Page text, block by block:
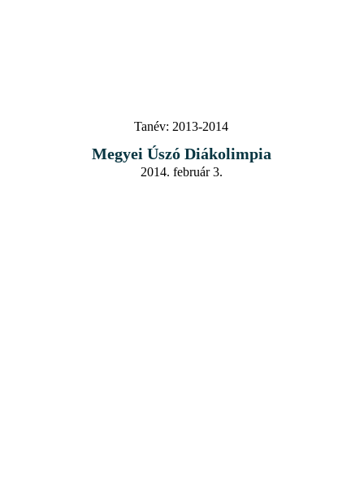
Tanév: 2013-2014
Megyei Úszó Diákolimpia
2014. február 3.